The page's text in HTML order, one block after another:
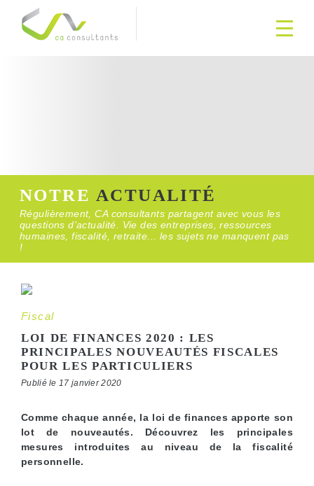
NOTRE ACTUALITÉ
Régulièrement, CA consultants partagent avec vous les
questions d’actualité. Vie des entreprises, ressources
humaines, fiscalité, retraite... les sujets ne manquent pas
!
Fiscal
LOI DE FINANCES 2020 : LES
PRINCIPALES NOUVEAUTÉS FISCALES
POUR LES PARTICULIERS
Publié le 17 janvier 2020
Comme chaque année, la loi de finances apporte son
lot de nouveautés. Découvrez les principales
mesures introduites au niveau de la fiscalité
personnelle.